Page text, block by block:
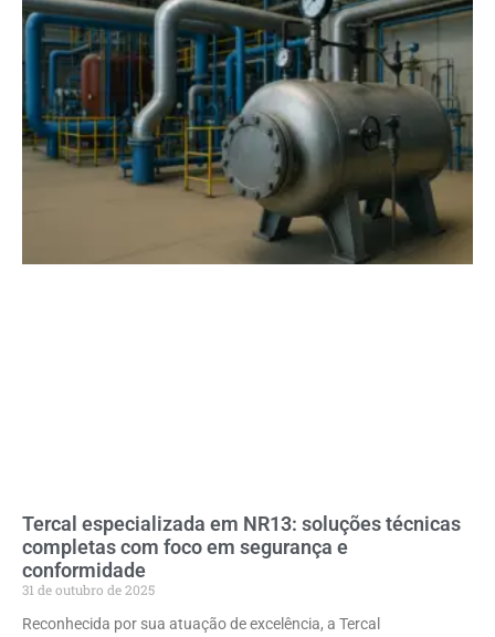
Tercal especializada em NR13: soluções técnicas
completas com foco em segurança e
conformidade
31 de outubro de 2025
Reconhecida por sua atuação de excelência, a Tercal